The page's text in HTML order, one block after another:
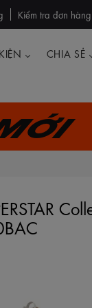
Kiểm tra đơn hàng
CHIA SẺ